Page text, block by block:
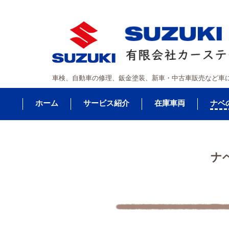
車検、自動車の修理、鈑金塗装、新車・中古車販売など
ホーム サービス紹介 在庫車両 ナベ
ナ